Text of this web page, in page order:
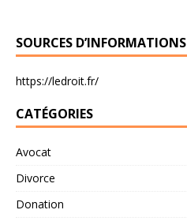
SOURCES D’INFORMATIONS
https://ledroit.fr/
CATÉGORIES
Avocat
Divorce
Donation